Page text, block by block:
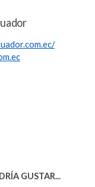
GUSTAR...